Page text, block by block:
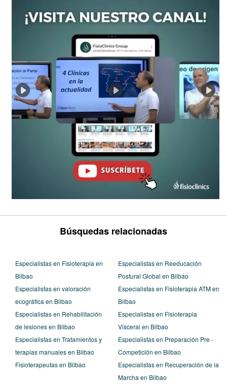
Búsquedas relacionadas
Especialistas en Fisioterapia en
Bilbao
Especialistas en valoración
ecográfica en Bilbao
Especialistas en Rehabilitación
de lesiones en Bilbao
Especialistas en Tratamientos y
terapias manuales en Bilbao
Fisioterapeutas en Bilbao
Especialistas en Reeducación
Postural Global en Bilbao
Especialistas en Fisioterapia ATM en
Bilbao
Especialistas en Fisioterapia
Visceral en Bilbao
Especialistas en Preparación Pre -
Competición en Bilbao
Especialistas en Recuperación de la
Marcha en Bilbao